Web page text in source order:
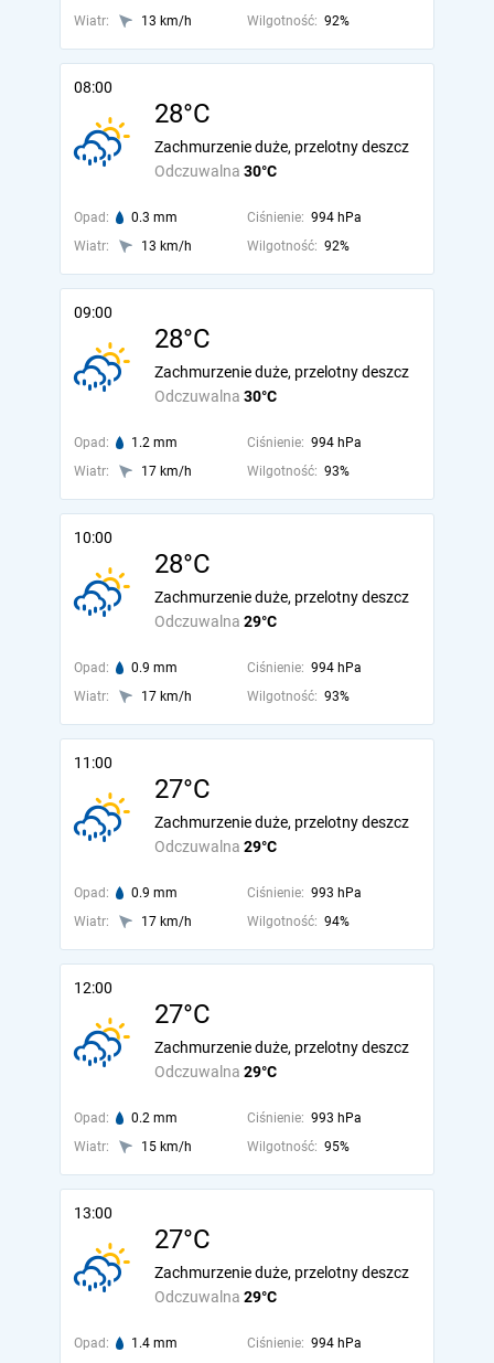
Wiatr: 13 km/h Wilgotność: 92%
08:00
28°C
Odczuwalna 30°C
Zachmurzenie duże, przelotny deszcz
Opad: 0.3 mm Ciśnienie: 994 hPa
Wiatr:
13 km/h Wilgotność: 92%
09:00
28°C
Odczuwalna 30°C
Zachmurzenie duże, przelotny deszcz
Opad: 1.2 mm Ciśnienie: 994 hPa
Wiatr:
17 km/h Wilgotność: 93%
10:00
28°C
Odczuwalna 29°C
Zachmurzenie duże, przelotny deszcz
Opad: 0.9 mm Ciśnienie: 994 hPa
Wiatr:
17 km/h Wilgotność: 93%
11:00
27°C
Odczuwalna 29°C
Zachmurzenie duże, przelotny deszcz
Opad: 0.9 mm Ciśnienie: 993 hPa
Wiatr:
17 km/h Wilgotność: 94%
12:00
27°C
Odczuwalna 29°C
Zachmurzenie duże, przelotny deszcz
Opad: 0.2 mm Ciśnienie: 993 hPa
Wiatr:
15 km/h Wilgotność: 95%
13:00
27°C
Odczuwalna 29°C
Zachmurzenie duże, przelotny deszcz
Opad: 1.4 mm Ciśnienie: 994 hPa